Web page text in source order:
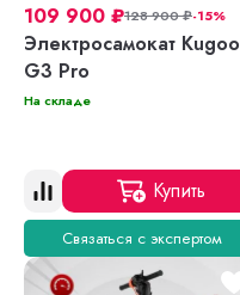
109 900 ₽128 900₽-15%
Электросамокат Kugoo
G3 Pro
На складе
Купить
Связаться с экспертом